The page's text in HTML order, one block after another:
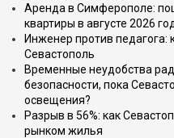
Аренда в Симферополе:
квартиры в августе 2026
Инженер против педагога:
Севастополь
Временные неудобства
безопасности, пока
освещения?
Разрыв в 56%: как
рынком жилья